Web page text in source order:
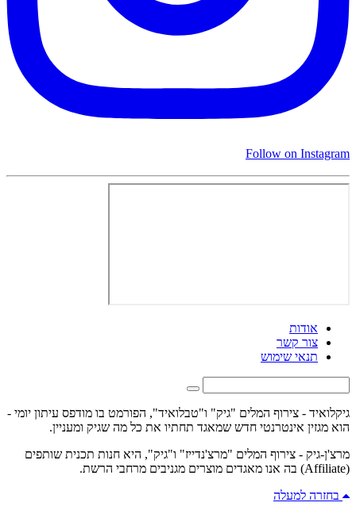
Follow on Instagram
אודות
צור קשר
תנאי שימוש
גיקלואיד - צירוף המלים "גיק" ו"טבלואיד", הפורמט בו מודפס עיתון יומי -
הוא מגזין אינטרנטי חדש שמאגד תחתיו את כל מה שגיק ומעניין.
מרצ'ן-גיק - צירוף המלים "מרצ'נדייז" ו"גיק", היא חנות תכנית שותפים
(Affiliate) בה אנו מאגדים מוצרים מגניבים מרחבי הרשת.
בחזרה למעלה